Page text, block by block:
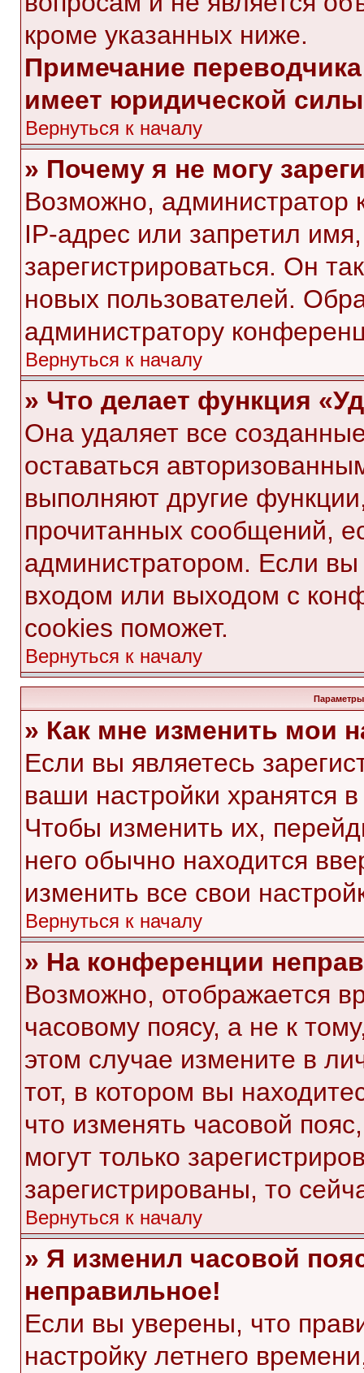
кроме указанных ниже.
Примечание
имеет юридической
Вернуться к началу
» Почему я не могу
Возможно, администратор
IP-адрес или запретил
зарегистрироваться. Он
новых пользователей.
администратору
Вернуться к началу
» Что делает функция
Она удаляет все
оставаться
выполняют другие
прочитанных сообщений,
администратором. Если
входом или выходом с
cookies поможет.
Вернуться к началу
Параметры
» Как мне изменить мои
Если вы являетесь
ваши настройки хранятся
Чтобы изменить их,
него обычно находится
изменить все свои
Вернуться к началу
» На конференции
Возможно, отображается
часовому поясу, а не к
этом случае измените в
тот, в котором вы
что изменять часовой
могут только
зарегистрированы, то
Вернуться к началу
» Я изменил часовой
неправильное!
Если вы уверены, что
настройку летнего